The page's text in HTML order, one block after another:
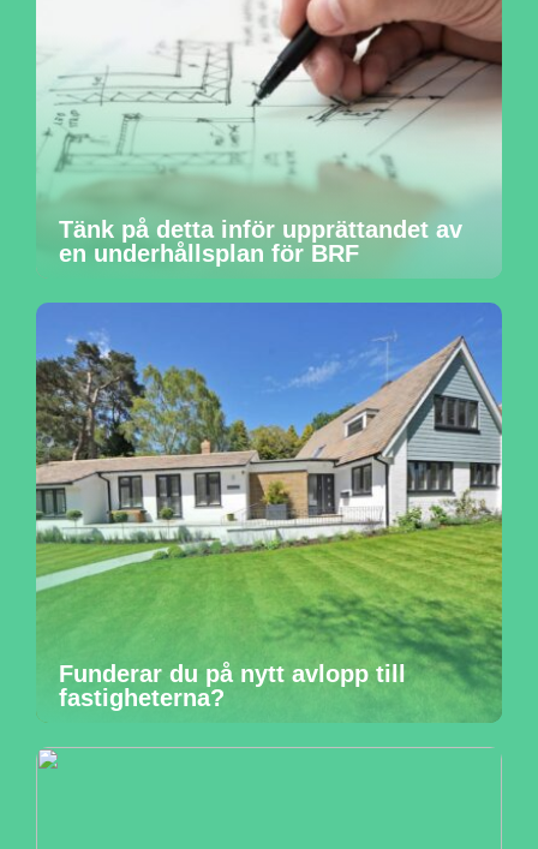
Tänk på detta inför upprättandet av
en underhållsplan för BRF
Funderar du på nytt avlopp till
fastigheterna?